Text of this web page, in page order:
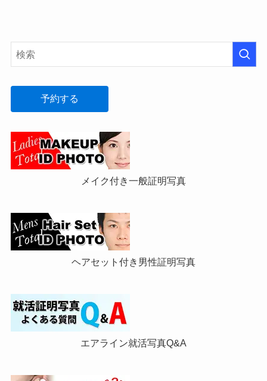
予約する
メイク付き一般証明写真
ヘアセット付き男性証明写真
エアライン就活写真Q&A